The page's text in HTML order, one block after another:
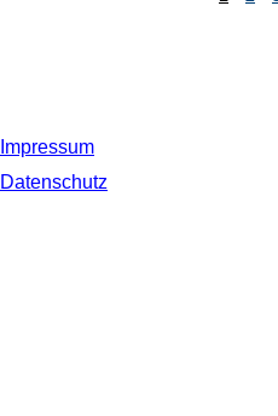
Impressum
Datenschutz